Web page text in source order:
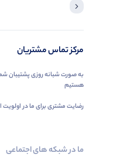
مرکز تماس مشتریان
به صورت شبانه روزی پشتیبان
هستیم
رضایت مشتری برای ما در
ما در شبکه های اجتماعی